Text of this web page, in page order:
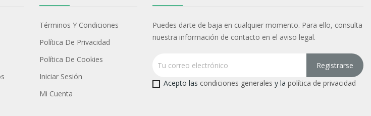
Términos Y Condiciones
Política De Privacidad
Política De Cookies
Iniciar Sesión
Mi Cuenta
Puedes darte de baja en cualquier momento. Para ello, consulta
nuestra información de contacto en el aviso legal.
Acepto las condiciones generales y la política de privacidad